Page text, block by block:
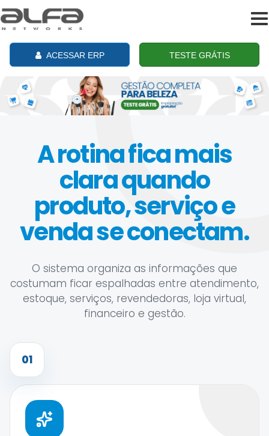
ACESSAR ERP TESTE GRÁTIS
A rotina fica mais
clara quando
produto, serviço e
venda se conectam.
O sistema organiza as informações que
costumam ficar espalhadas entre atendimento,
estoque, serviços, revendedoras, loja virtual,
financeiro e gestão.
01